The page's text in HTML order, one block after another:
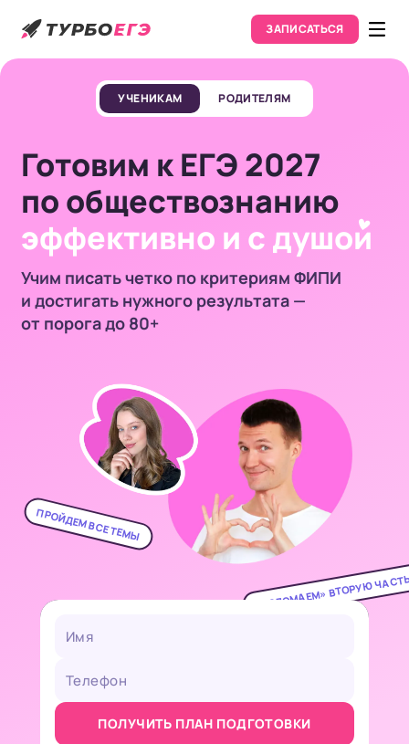
ЗАПИСАТЬСЯ
УЧЕНИКАМ РОДИТЕЛЯМ
Готовим к ЕГЭ 2027
по обществознанию
эффективно и с душои
Учим писать четко по критериям ФИПИ
и достигать нужного результата —
от порога до 80+
ПРОЙДЕМ ВСЕ ТЕМЫ
«ВЗЛОМАЕМ» ВТОРУЮ
ПОЛУЧИТЬ ПЛАН ПОДГОТОВКИ